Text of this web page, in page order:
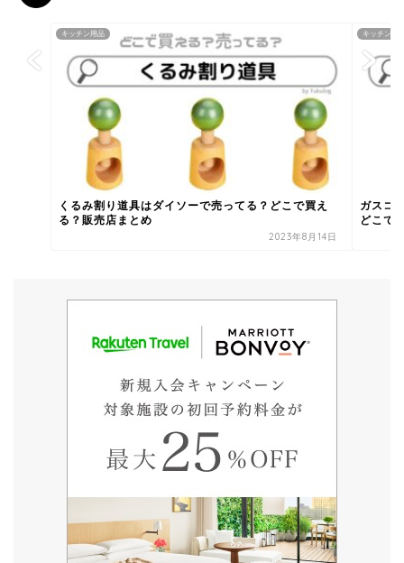
キッチン用品
くるみ割り道具はダイソーで売ってる？どこで買え
る？販売店まとめ
2023年8月14日
キッチン用
ガスコ
どこで